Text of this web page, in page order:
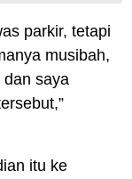
parkir, tetapi
musibah,
dan saya
itu ke